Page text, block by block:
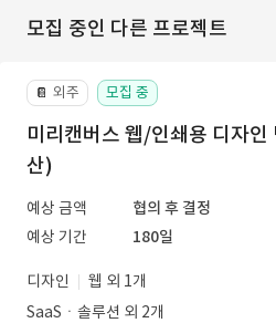
모집 중인 다른 프로젝트
📔 외주 모집 중
미리캔버스 웹/인쇄용 디자인
산)
예상 금액
협의 후 결정
예상 기간
180일
디자인
웹 외 1개
SaaSㆍ솔루션 외 2개